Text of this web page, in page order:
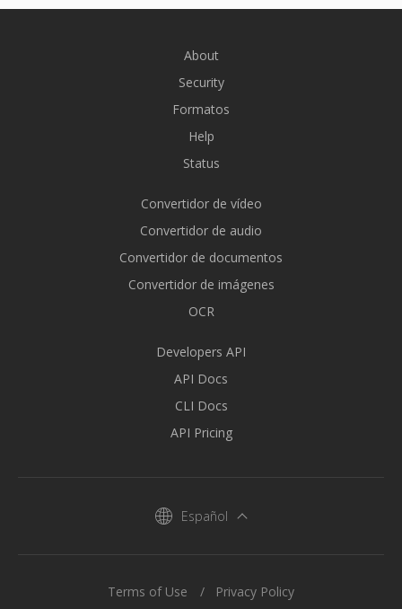
About
Security
Formatos
Help
Status
Convertidor de vídeo
Convertidor de audio
Convertidor de documentos
Convertidor de imágenes
OCR
Developers API
API Docs
CLI Docs
API Pricing
Español
Terms of Use Privacy Policy